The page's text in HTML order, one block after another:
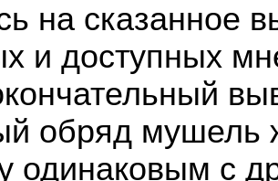
на сказанное
и доступных
обряд мушель
одинаковым с